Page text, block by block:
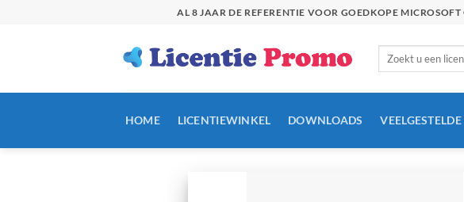
AL 8 JAAR DE REFERENTIE VOOR GOEDKOPE
Zoeken
HOME LICENTIEWINKEL DOWNLOADS